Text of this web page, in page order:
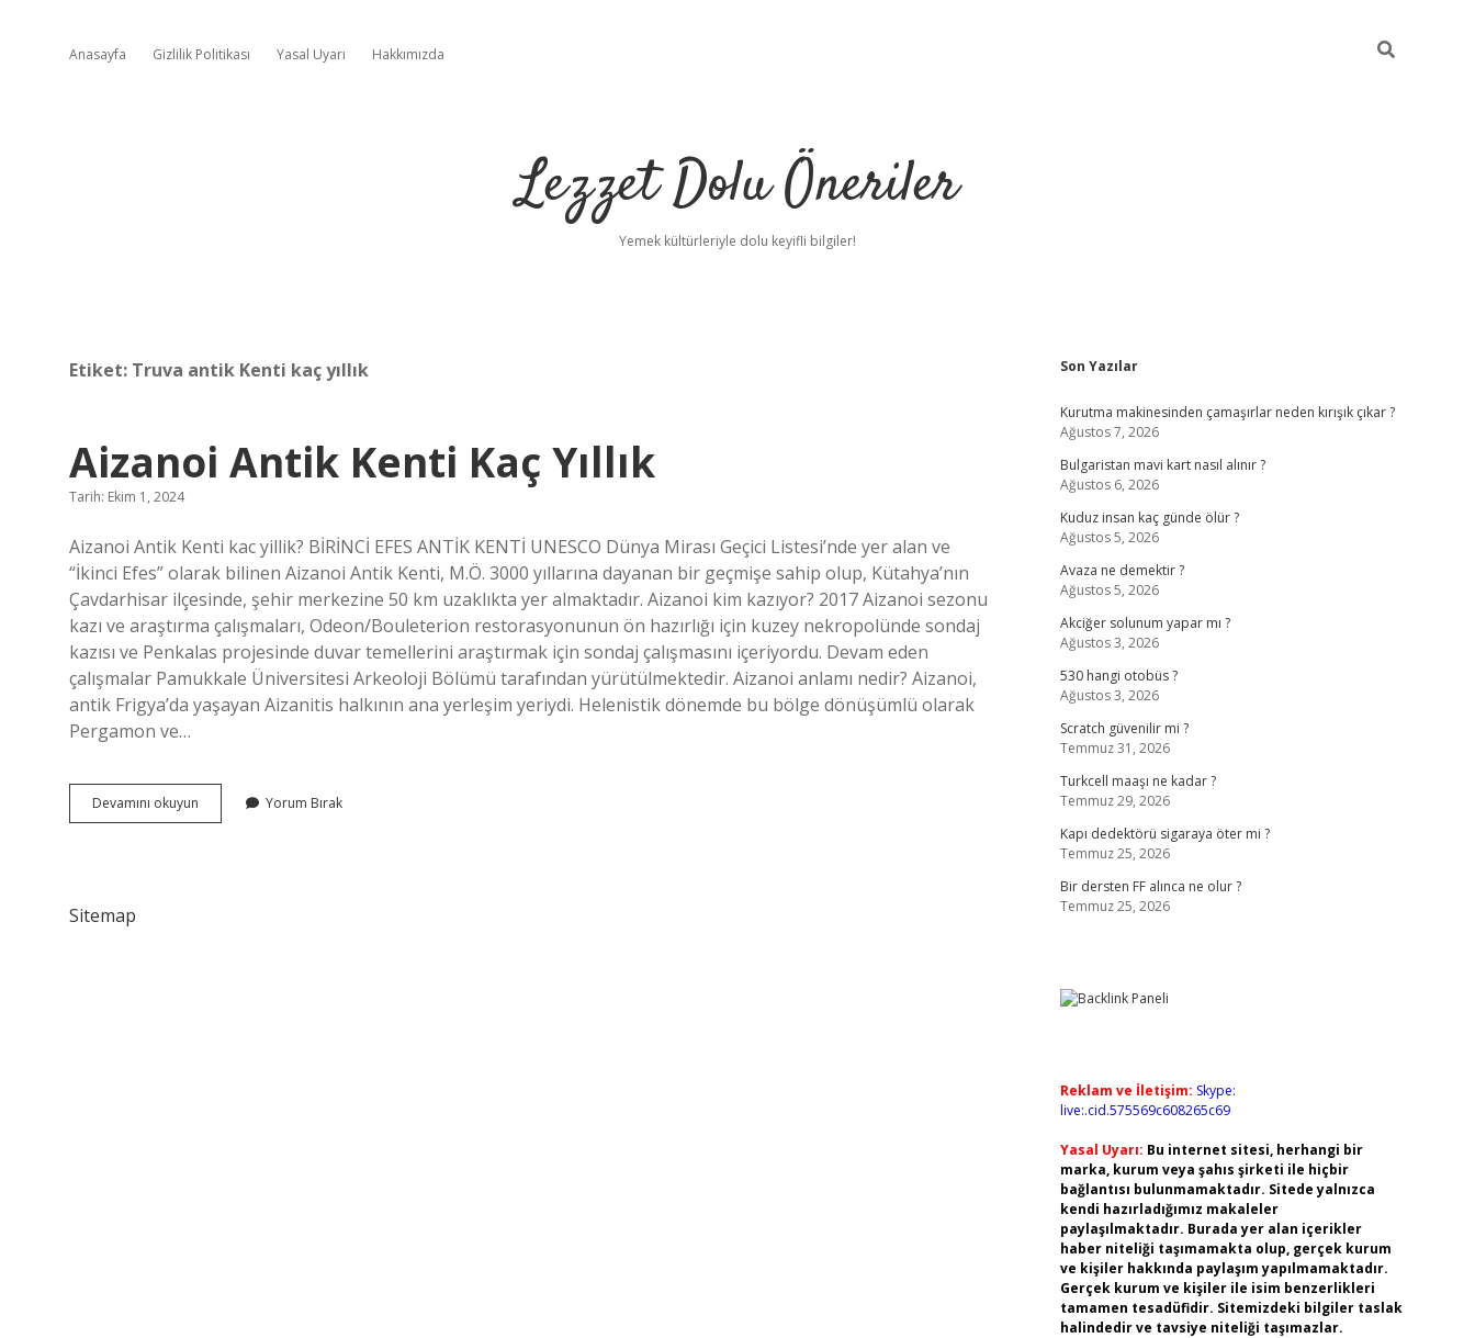
Anasayfa Gizlilik Politikası Yasal Uyarı Hakkımızda
Lezzet Dolu Öneriler
Yemek kültürleriyle dolu keyifli bilgiler!
Etiket: Truva antik Kenti kaç yıllık
Aizanoi Antik Kenti Kaç Yıllık
Tarih: Ekim 1, 2024
Aizanoi Antik Kenti kac yillik? BİRİNCİ EFES ANTİK KENTİ UNESCO Dünya Mirası Geçici Listesi’nde yer alan ve
“İkinci Efes” olarak bilinen Aizanoi Antik Kenti, M.Ö. 3000 yıllarına dayanan bir geçmişe sahip olup, Kütahya’nın
Çavdarhisar ilçesinde, şehir merkezine 50 km uzaklıkta yer almaktadır. Aizanoi kim kazıyor? 2017 Aizanoi sezonu
kazı ve araştırma çalışmaları, Odeon/Bouleterion restorasyonunun ön hazırlığı için kuzey nekropolünde sondaj
kazısı ve Penkalas projesinde duvar temellerini araştırmak için sondaj çalışmasını içeriyordu. Devam eden
çalışmalar Pamukkale Üniversitesi Arkeoloji Bölümü tarafından yürütülmektedir. Aizanoi anlamı nedir? Aizanoi,
antik Frigya’da yaşayan Aizanitis halkının ana yerleşim yeriydi. Helenistik dönemde bu bölge dönüşümlü olarak
Pergamon ve…
Devamını okuyun
Antik
Yorum Bırak
Sitemap
Sidebar
Son Yazılar
Kurutma makinesinden çamaşırlar neden kırışık çıkar ?
Ağustos 7, 2026
Bulgaristan mavi kart nasıl alınır ?
Ağustos 6, 2026
Kuduz insan kaç günde ölür ?
Ağustos 5, 2026
Avaza ne demektir ?
Ağustos 5, 2026
Akciğer solunum yapar mı ?
Ağustos 3, 2026
530 hangi otobüs ?
Ağustos 3, 2026
Scratch güvenilir mi ?
Temmuz 31, 2026
Turkcell maaşı ne kadar ?
Temmuz 29, 2026
Kapı dedektörü sigaraya öter mi ?
Temmuz 25, 2026
Bir dersten FF alınca ne olur ?
Temmuz 25, 2026
Reklam ve İletişim: Skype:
live:.cid.575569c608265c69
Yasal Uyarı: Bu internet sitesi, herhangi bir
marka, kurum veya şahıs şirketi ile hiçbir
bağlantısı bulunmamaktadır. Sitede yalnızca
kendi hazırladığımız makaleler
paylaşılmaktadır. Burada yer alan içerikler
haber niteliği taşımamakta olup, gerçek kurum
ve kişiler hakkında paylaşım yapılmamaktadır.
Gerçek kurum ve kişiler ile isim benzerlikleri
tamamen tesadüfidir. Sitemizdeki bilgiler taslak
halindedir ve tavsiye niteliği taşımazlar.
betci